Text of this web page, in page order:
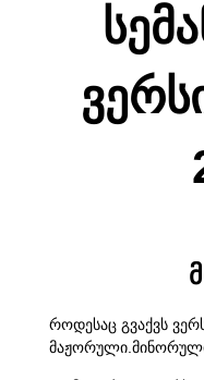
როდესაც გვაქვს